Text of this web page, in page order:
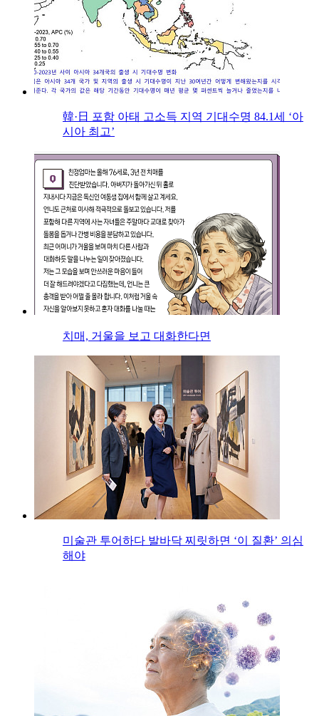
韓·日 포함 아태 고소득 지역 기대수명 84.1세 ‘아
시아 최고’
치매, 거울을 보고 대화한다면
미술관 투어하다 발바닥 찌릿하면 ‘이 질환’ 의심
해야